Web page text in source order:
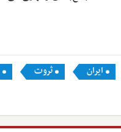
ایران ثروت